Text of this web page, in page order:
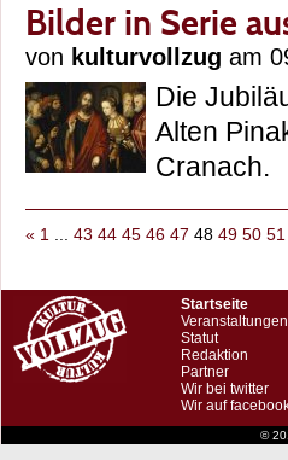
Bilder in Serie
von kulturvollzug am
Die
Alten
« 1 ... 43 44 45 46 47 48 49 50 51
Startseite
Veranstaltungen
Statut
Redaktion
Partner
Wir bei twitter
Wir auf
©